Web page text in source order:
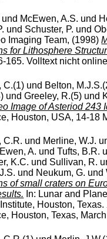
und McEwen, A.S. und
und Schuster, P. und
Imaging Team, (1998)
for Lithosphere
165. Volltext nicht
C.(1) und Belton,
undGreeley, R.(5) und
Image of Asteriod 243
Houston, USA, 14-18
C.R. und Merline, W.J.
A. undTufts, B.R.
K.C. und Sullivan, R.
und Neukum, G. und
of small craters on
In: Lunar and
Houston,
Houston, Texas,